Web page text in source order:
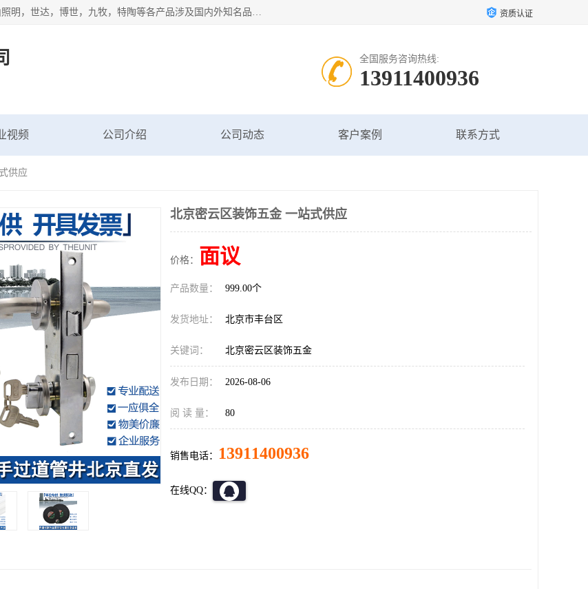
专业配送水暖器材、光源灯具、五金交电等维修物资，飞利浦，佛山照明，世达，博世，九牧，特陶等各产品涉及国内外知名品牌。公司专注与物业、学校、酒店、工厂等单位合作，提供一站式配送服务，降低客户综合成本。依托电子商务改变传统模式，以专业的团队为客户提供24H物资配送到达，货到月结、统一开票，便捷退换等服务，提高了企业的运营效率。 资质认证
全国服务咨询热线:
13911400936
视频 公司介绍 公司动态 客户案例 联系方式
供应
北京密云区装饰五金 一站式供应
价格： 面议
产品数量： 999.00个
发货地址： 北京市丰台区
关键词： 北京密云区装饰五金
发布日期： 2026-08-06
阅 读 量： 80
销售电话： 13911400936
在线QQ：